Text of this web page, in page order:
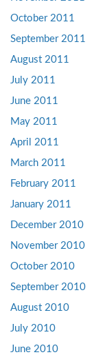
October 2011
September 2011
August 2011
July 2011
June 2011
May 2011
April 2011
March 2011
February 2011
January 2011
December 2010
November 2010
October 2010
September 2010
August 2010
July 2010
June 2010